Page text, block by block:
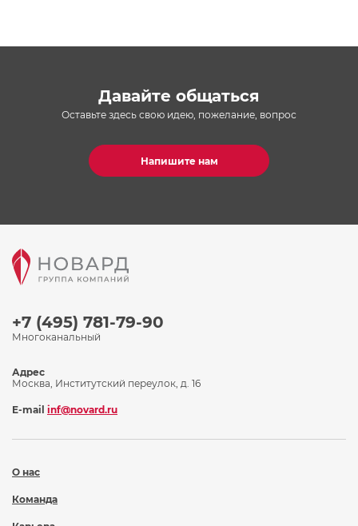
Давайте общаться
Оставьте здесь свою идею, пожелание, вопрос
Напишите нам
+7 (495) 781-79-90
Многоканальный
О нас
Команда
Адрес
Москва, Институтский переулок, д. 16
E-mail inf@novard.ru